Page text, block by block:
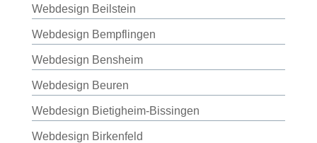
Webdesign Beilstein
Webdesign Bempflingen
Webdesign Bensheim
Webdesign Beuren
Webdesign Bietigheim-Bissingen
Webdesign Birkenfeld